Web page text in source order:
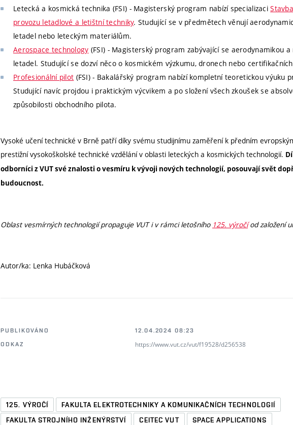
Letecká a kosmická technika (FSI) - Magisterský program nabízí specializaci
provozu letadlové a letištní techniky. Studující se v předmětech věnují
letadel nebo leteckým materiálům.
Aerospace technology (FSI) - Magisterský program zabývající se aerodynamikou
letadel. Studující se dozví něco o kosmickém výzkumu, dronech nebo
Profesionální pilot (FSI) - Bakalářský program nabízí kompletní teoretickou výuku
Studující navíc projdou i praktickým výcvikem a po složení všech zkoušek se
způsobilosti obchodního pilota.
Vysoké učení technické v Brně patří díky svému studijnímu zaměření k předním
prestižní vysokoškolské technické vzdělání v oblasti leteckých a kosmických technologií.
odborníci z VUT své znalosti o vesmíru k vývoji nových technologií, posouvají svět
budoucnost.
Oblast vesmírných technologií propaguje VUT i v rámci letošního 125. výročíod založení
Autor/ka: Lenka Hubáčková
PUBLIKOVÁNO
12.04.2024 08:23
ODKAZ
https://www.vut.cz/vut/f19528/d256538
125. VÝROČÍ
FAKULTA ELEKTROTECHNIKY A KOMUNIKAČNÍCH TECHNOLOGIÍ
FAKULTA STROJNÍHO INŽENÝRSTVÍ
CEITEC VUT SPACE APPLICATIONS